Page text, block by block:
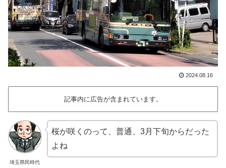
2024.08.16
記事内に広告が含まれています。
埼玉県民時代
桜が咲くのって、普通、3月下旬からだった
よね